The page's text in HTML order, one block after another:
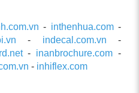
- inthenhua.com-
- indecal.com.vn -
- inanbrochure.com -
- inhiflex.com